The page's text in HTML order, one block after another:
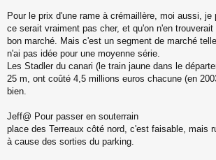
Pour le prix d'une rame à crémaillère, moi aussi, je
ce serait vraiment pas cher, et qu'on n'en
bon marché. Mais c'est un segment de marché
n'ai pas idée pour une moyenne série.
Les Stadler du canari (le train jaune dans le
25 m, ont coûté 4,5 millions euros chacune (en
bien.
Jeff@ Pour passer en souterrain
place des Terreaux côté nord, c'est faisable, mais
à cause des sorties du parking.